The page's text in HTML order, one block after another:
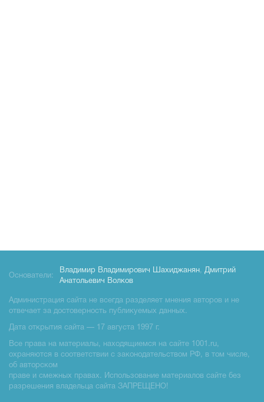
Основатели:
Владимир Владимирович Шахиджанян, Дмитрий
Анатольевич Волков
Администрация сайта не всегда разделяет мнения авторов и не
отвечает за достоверность публикуемых данных.
Дата открытия сайта — 17 августа 1997 г.
Все права на материалы, находящиемся на сайте 1001.ru,
охраняются в соответствии с законодательством РФ, в том числе,
об авторском
праве и смежных правах. Использование материалов сайте без
разрешения владельца сайта ЗАПРЕЩЕНО!